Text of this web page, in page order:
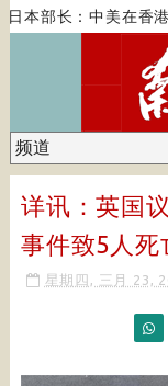
长：中美在香港问题
详讯：英国
事件致5人死
星期四, 三月 23,